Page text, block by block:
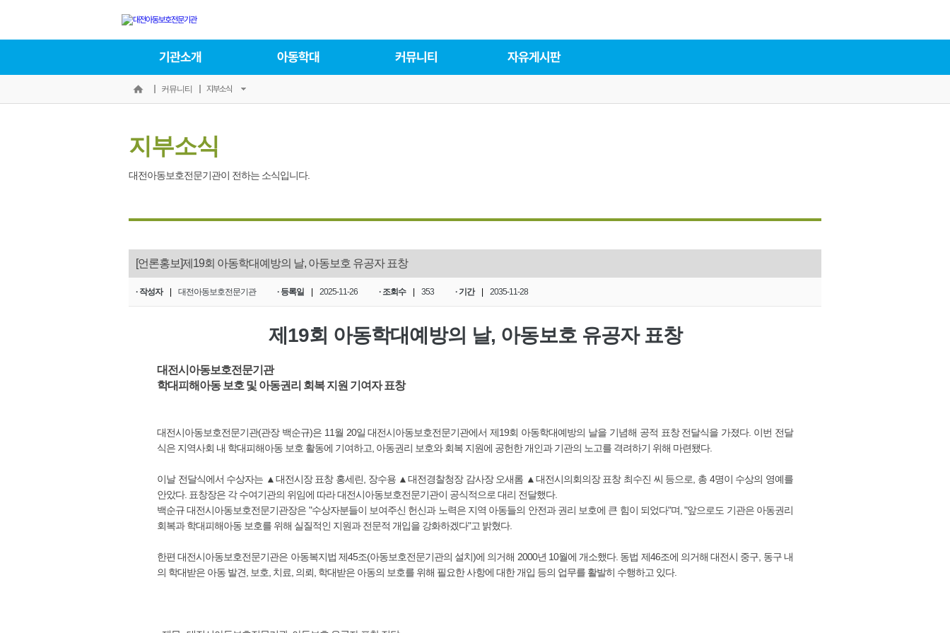
기관소개 아동학대 커뮤니티 자유게시판
커뮤니티 지부소식
지부소식
대전아동보호전문기관이 전하는 소식입니다.
[언론홍보]제19회 아동학대예방의 날, 아동보호 유공자 표창
· 작성자 대전아동보호전문기관 · 등록일 2025-11-26 · 조회수 353 · 기간 2035-11-28
제19회 아동학대예방의 날, 아동보호 유공자 표창
대전시아동보호전문기관
학대피해아동 보호 및 아동권리 회복 지원 기여자 표창
대전시아동보호전문기관(관장 백순규)은 11월 20일 대전시아동보호전문기관에서 제19회 아동학대예방의 날을 기념해 공적 표창 전달식을 가졌다. 이번 전달
식은 지역사회 내 학대피해아동 보호 활동에 기여하고, 아동권리 보호와 회복 지원에 공헌한 개인과 기관의 노고를 격려하기 위해 마련됐다.
이날 전달식에서 수상자는 ▲대전시장 표창 홍세린, 장수용 ▲대전경찰청장 감사장 오새롬 ▲대전시의회의장 표창 최수진 씨 등으로, 총 4명이 수상의 영예를
안았다. 표창장은 각 수여기관의 위임에 따라 대전시아동보호전문기관이 공식적으로 대리 전달했다.
백순규 대전시아동보호전문기관장은 "수상자분들이 보여주신 헌신과 노력은 지역 아동들의 안전과 권리 보호에 큰 힘이 되었다"며, "앞으로도 기관은 아동권리
회복과 학대피해아동 보호를 위해 실질적인 지원과 전문적 개입을 강화하겠다"고 밝혔다.
한편 대전시아동보호전문기관은 아동복지법 제45조(아동보호전문기관의 설치)에 의거해 2000년 10월에 개소했다. 동법 제46조에 의거해 대전시 중구, 동구 내
의 학대받은 아동 발견, 보호, 치료, 의뢰, 학대받은 아동의 보호를 위해 필요한 사항에 대한 개입 등의 업무를 활발히 수행하고 있다.